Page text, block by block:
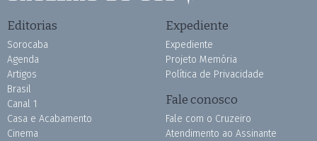
Editorias
Sorocaba
Agenda
Artigos
Brasil
Canal 1
Casa e Acabamento
Cinema
Expediente
Expediente
Projeto Memória
Política de Privacidade
Fale conosco
Fale com o Cruzeiro
Atendimento ao Assinante